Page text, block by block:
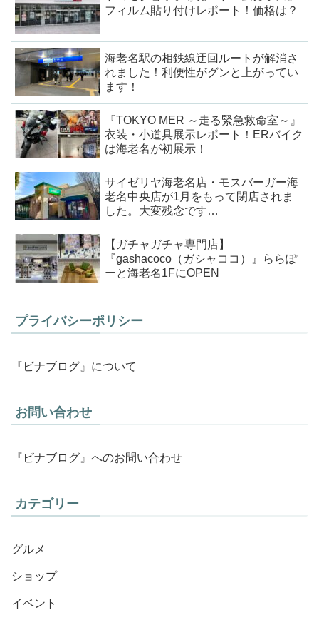
フィルム貼り付けレポート！価格は？
海老名駅の相鉄線迂回ルートが解消さ
れました！利便性がグンと上がってい
ます！
『TOKYO MER ～走る緊急救命室～』
衣装・小道具展示レポート！ERバイク
は海老名が初展示！
サイゼリヤ海老名店・モスバーガー海
老名中央店が1月をもって閉店されま
した。大変残念です…
【ガチャガチャ専門店】
『gashacoco（ガシャココ）』ららぽ
ーと海老名1FにOPEN
プライバシーポリシー
『ビナブログ』について
お問い合わせ
『ビナブログ』へのお問い合わせ
カテゴリー
グルメ
ショップ
イベント